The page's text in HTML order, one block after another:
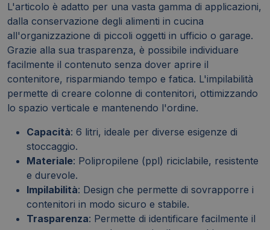
L'articolo è adatto per una vasta gamma di applicazioni,
dalla conservazione degli alimenti in cucina
all'organizzazione di piccoli oggetti in ufficio o garage.
Grazie alla sua trasparenza, è possibile individuare
facilmente il contenuto senza dover aprire il
contenitore, risparmiando tempo e fatica. L'impilabilità
permette di creare colonne di contenitori, ottimizzando
lo spazio verticale e mantenendo l'ordine.
Capacità: 6 litri, ideale per diverse esigenze di
stoccaggio.
Materiale: Polipropilene (ppl) riciclabile, resistente
e durevole.
Impilabilità: Design che permette di sovrapporre i
contenitori in modo sicuro e stabile.
Trasparenza: Permette di identificare facilmente il